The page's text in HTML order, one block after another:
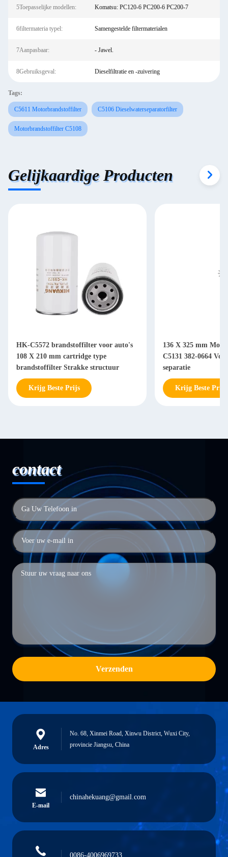
5Toepasselijke modellen: Komatsu: PC120-6 PC200-6 PC200-7
6filtermateria typel: Samengestelde filtermaterialen
7Aanpasbaar: - Jawel.
8Gebruiksgeval: Dieselfiltratie en -zuivering
Tags:
C5611 Motorbrandstoffilter C5106 Dieselwaterseparatorfilter
Motorbrandstoffilter C5108
Gelijkaardige Producten
HK-C5572 brandstoffilter voor auto's
108 X 210 mm cartridge type
brandstoffilter Strakke structuur
Krijg Beste Prijs
136 X 325 mm
C5131 382-0664
separatie
Krijg Beste Prijs
contact
Verzenden
Adres
No. 68, Xinmei Road, Xinwu District, Wuxi City,
provincie Jiangsu, China
E-mail
chinahekuang@gmail.com
0086-4006969733